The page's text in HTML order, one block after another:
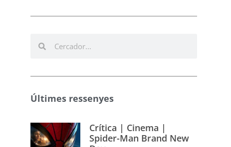
Últimes ressenyes
Crítica | Cinema |
Spider-Man Brand New